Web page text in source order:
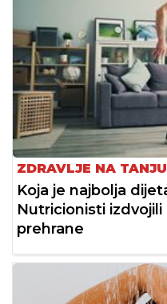
ZDRAVLJE NA
Koja je najbolja
Nutricionisti
prehrane